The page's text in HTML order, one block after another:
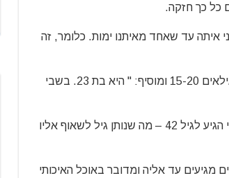
כל כך חזקה.
איתה עד שאחד מאיתנו ימות. כלומר, זה
הוא מסביר שבטבע, דובי קוטב חיים בדרך כלל עד גילאים 15-20 ומוסיף: " היא בת 23. בשבי
הוא גם אומר שדוב הקוטב שחי הכי הרבה שנים בשבי הגיע לגיל 42 – מה שנותן גיל לשאוף אליו
מגיעים עד אליה ומדובר באוכל האיכותי